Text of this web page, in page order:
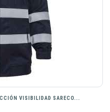
VISIBILIDAD SARECO...